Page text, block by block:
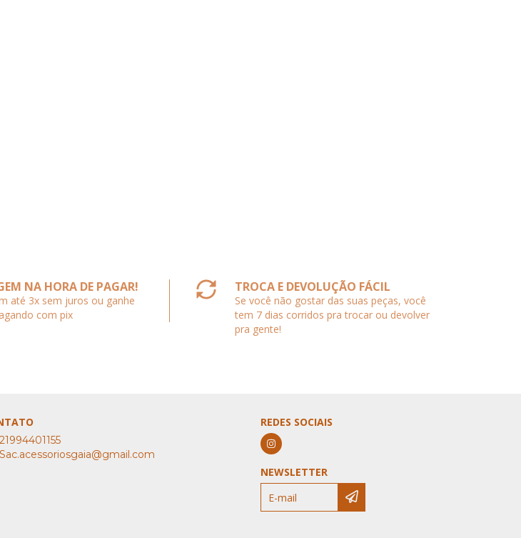
NA HORA DE PAGAR!
até 3x sem juros ou ganhe
com pix
TROCA E DEVOLUÇÃO FÁCIL
Se você não gostar das suas peças, você
tem 7 dias corridos pra trocar ou devolver
pra gente!
21994401155
Sac.acessoriosgaia@gmail.com
REDES SOCIAIS
NEWSLETTER